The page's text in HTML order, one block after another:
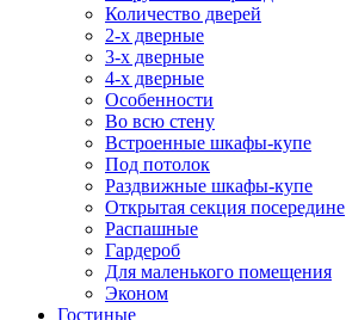
Количество дверей
2-х дверные
3-х дверные
4-х дверные
Особенности
Во всю стену
Встроенные шкафы-купе
Под потолок
Раздвижные шкафы-купе
Открытая секция посередине
Распашные
Гардероб
Для маленького помещения
Эконом
Гостиные